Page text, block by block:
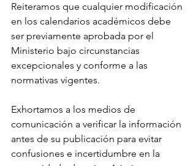
Reiteramos que cualquier modificación
en los calendarios académicos debe
ser previamente aprobada por el
Ministerio bajo circunstancias
excepcionales y conforme a las
normativas vigentes.
Exhortamos a los medios de
comunicación a verificar la información
antes de su publicación para evitar
confusiones e incertidumbre en la